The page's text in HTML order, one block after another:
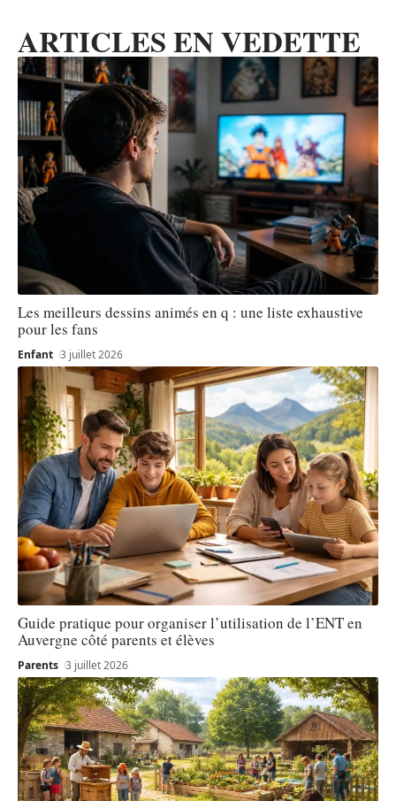
ARTICLES EN VEDETTE
Les meilleurs dessins animés en q : une liste exhaustive
pour les fans
Enfant 3 juillet 2026
Guide pratique pour organiser l’utilisation de l’ENT en
Auvergne côté parents et élèves
Parents 3 juillet 2026